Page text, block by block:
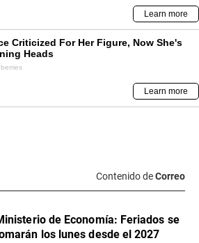
Contenido deCorreo
de Economía: Feriados se
los lunes desde el 2027